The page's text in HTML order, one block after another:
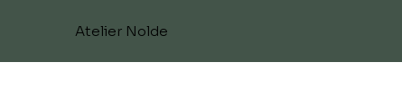
Atelier Nolde